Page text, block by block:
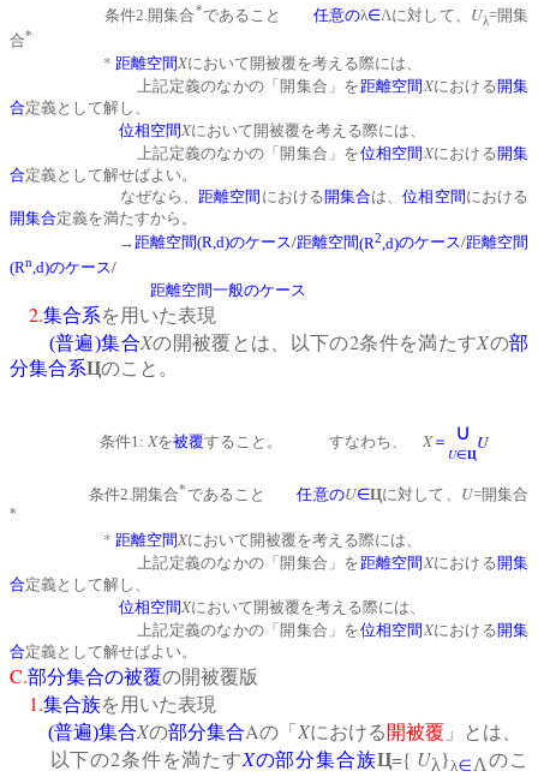
条件2.開集合*であること 任意のλ∈Λに対して、 Uλ=開集
合*
* 距離空間Xにおいて開被覆を考える際には、
上記定義のなかの「開集合」を 距離空間 Xにおける開集
合定義として解し、
位相空間Xにおいて開被覆を考える際には、
上記定義のなかの「開集合」を位相空間 Xにおける開集
合定義として解せばよい。
なぜなら、 距離空間 における開集合は、位相空間 における
開集合定義を満たすから。
→ 距離空間(R,d)のケース/距離空間(R2 ,d)のケース/距離空間
(Rn ,d)のケース/
距離空間一般のケース
2.集合系を用いた表現
(普遍)集合Xの開被覆とは、以下の2条件を満たすXの部
分集合系Цのこと。
条件1: Xを被覆すること。 すなわち、 X＝ ∪ U
U∈Ц
条件2.開集合* であること任意のU∈Цに対して、 U=開集合
*
* 距離空間Xにおいて開被覆を考える際には、
上記定義のなかの「開集合」を 距離空間 Xにおける開集
合定義として解し、
位相空間Xにおいて開被覆を考える際には、
上記定義のなかの「開集合」を位相空間 Xにおける開集
合定義として解せばよい。
C.部分集合の被覆の開被覆版
1.集合族を用いた表現
(普遍)集合Xの部分集合Aの「Xにおける 開被覆 」とは、
以下の2条件を満たすXの部分集合族Ц={ Uλ}λ∈Λのこ